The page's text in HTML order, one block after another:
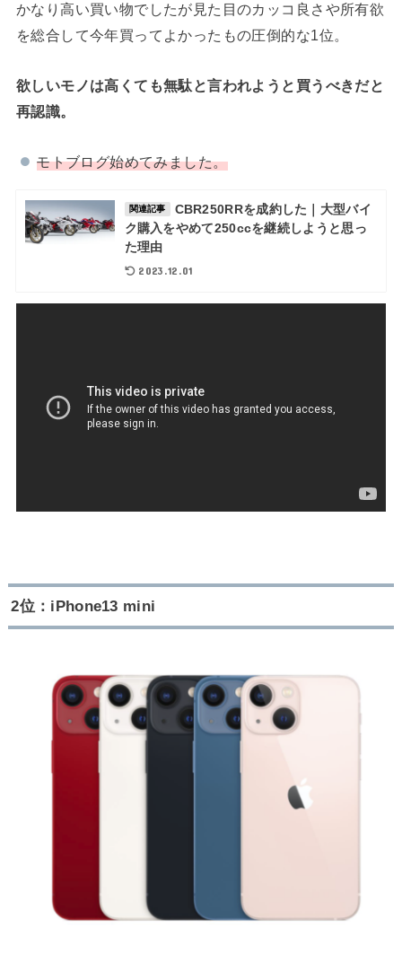
かなり高い買い物でしたが見た目のカッコ良さや所有欲
を総合して今年買ってよかったもの圧倒的な1位。
欲しいモノは高くても無駄と言われようと買うべきだと
再認識。
モトブログ始めてみました。
関連記事
CBR250RRを成約した｜大型バイ
ク購入をやめて250ccを継続しようと思っ
た理由
2023.12.01
2位：iPhone13 mini